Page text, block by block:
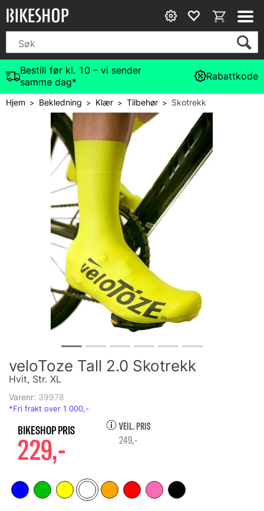
Bestill før kl. 10 – vi sender
samme dag*
Rabattkode
Hjem> Bekledning > Klær>Tilbehør> Skotrekk
veloToze Tall 2.0 Skotrekk
Hvit, Str. XL
Varenr: 39978
229,-
VEIL. PRIS
249,-